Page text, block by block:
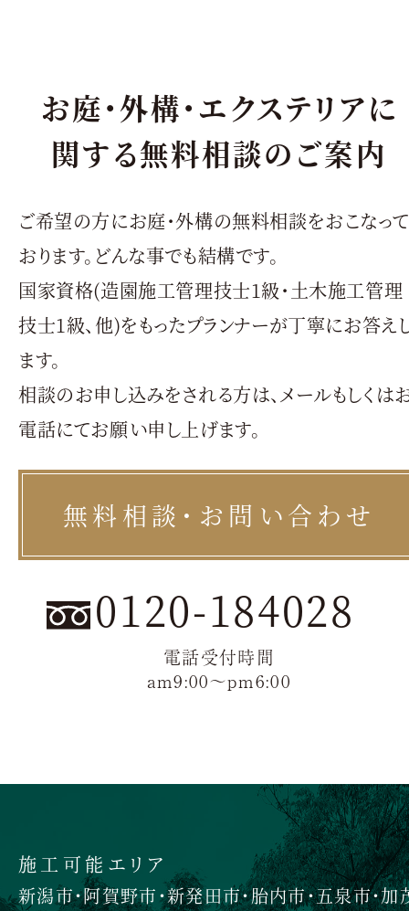
お庭・外構・エクステリアに
関する無料相談のご案内
ご希望の方にお庭・外構の無料相談をおこなって
おります。どんな事でも結構です。
国家資格(造園施工管理技士1級・土木施工管理
技士1級、他)をもったプランナーが丁寧にお答え
ます。
相談のお申し込みをされる方は、メールもしくは
電話にてお願い申し上げます。
無料相談・お問い合わせ
0120-184028
電話受付時間
am9:00〜pm6:00
施工可能エリア
新潟市・阿賀野市・新発田市・胎内市・五泉市・加